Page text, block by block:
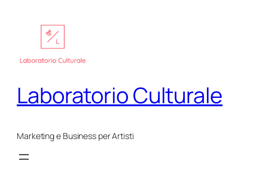
contenuto
Laboratorio Culturale
Marketing e Business per Artisti